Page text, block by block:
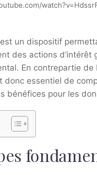
un dispositif
des actions
En contrepartie
donc essentiel de
bénéfices pour les